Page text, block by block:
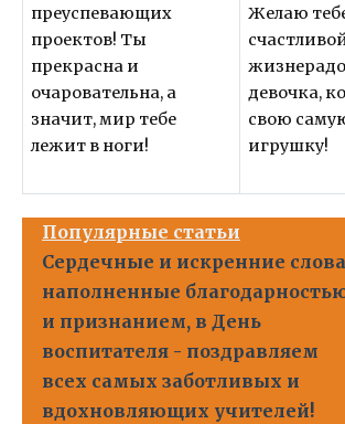
преуспевающих
проектов! Ты
прекрасна и
очаровательна, а
значит, мир тебе
лежит в ноги!
Желаю
девочка,
свою
игрушку!
Популярные статьи
Сердечные и искренние
наполненные
и признанием, в День
воспитателя - поздравляем
всех самых заботливых и
вдохновляющих учителей!